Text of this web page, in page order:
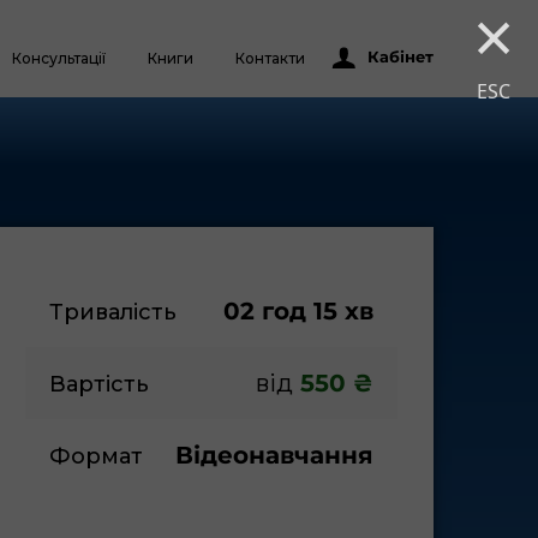
×
ESC
Консультації Книги Контакти Кабінет
Тривалість 02 год 15 хв
Вартість від 550 ₴
Формат Відеонавчання